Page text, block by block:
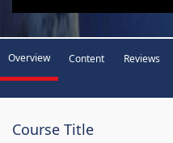
Overview Content Reviews
Course Title